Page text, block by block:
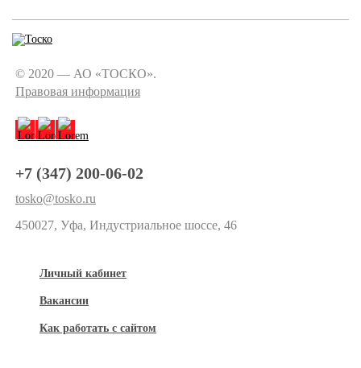
© 2020 — АО «ТОСКО».
Правовая информация
+7 (347) 200-06-02
tosko@tosko.ru
450027, Уфа, Индустриальное шоссе, 46
Личный кабинет
Вакансии
Как работать с сайтом